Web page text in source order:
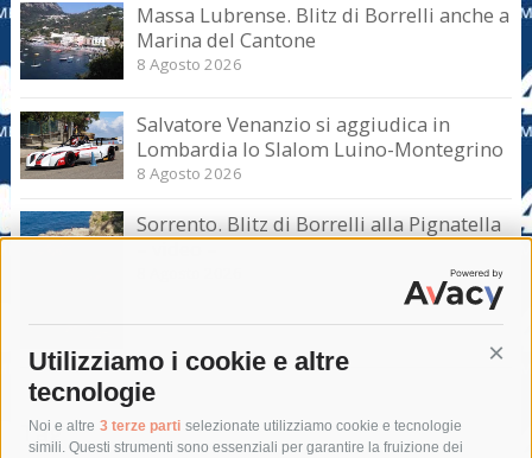
Utilizziamo i cookie e altre
tecnologie
Noi e altre 3 terze parti selezionate utilizziamo cookie e tecnologie
simili. Questi strumenti sono essenziali per garantire la fruizione dei
Massa Lubrense. Blitz di Borrelli anche a
Marina del Cantone
8 Agosto 2026
Salvatore Venanzio si aggiudica in
Lombardia lo Slalom Luino-Montegrino
8 Agosto 2026
Sorrento. Blitz di Borrelli alla Pignatella
– video –
Tag